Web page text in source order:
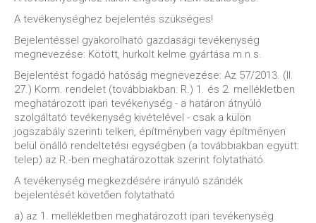
A tevékenységhez bejelentés szükséges!
Bejelentéssel gyakorolható gazdasági tevékenység
megnevezése: Kötött, hurkolt kelme gyártása m.n.s.
Bejelentést fogadó hatóság megnevezése: Az 57/2013. (II.
27.) Korm. rendelet (továbbiakban: R.) 1. és 2. mellékletben
meghatározott ipari tevékenység - a határon átnyúló
szolgáltató tevékenység kivételével - csak a külön
jogszabály szerinti telken, építményben vagy építményen
belül önálló rendeltetési egységben (a továbbiakban együtt:
telep) az R.-ben meghatározottak szerint folytatható.
A tevékenység megkezdésére irányuló szándék
bejelentését követően folytatható
a) az 1. mellékletben meghatározott ipari tevékenység